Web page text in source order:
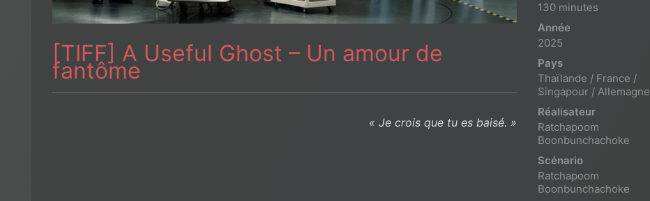
[TIFF] A Useful Ghost – Un amour de
fantôme
« Je crois que tu es baisé. »
130 minutes
Année
2025
Pays
Thaïlande / France /
Singapour / Allemagne
Réalisateur
Ratchapoom
Boonbunchachoke
Scénario
Ratchapoom
Boonbunchachoke